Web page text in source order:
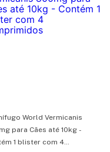
World Vermicanis
para Cães até 10kg -
1 blister com 4